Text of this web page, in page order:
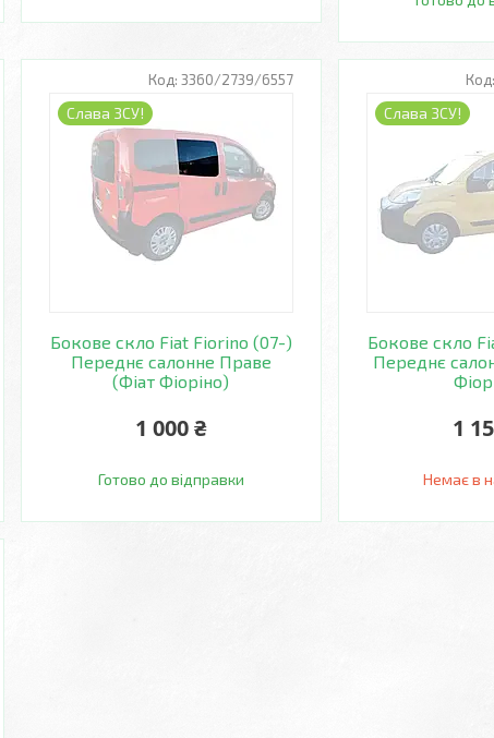
3360/2739/6557
Слава ЗСУ!
Бокове скло Fiat Fiorino (07-)
Переднє салонне Праве
(Фіат Фіоріно)
1 000 ₴
Готово до відправки
Слава ЗСУ!
Бокове скло
Переднє
1
Немає в